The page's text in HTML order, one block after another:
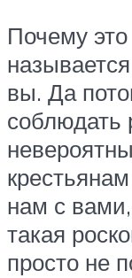
Почему
вы. Да
соблюдать
нам с
такая
просто не